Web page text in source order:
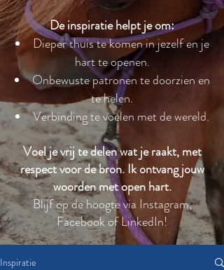
De inspiratie helpt je om:
Dieper thuis te komen in jezelf en je
hart te openen.
Onbewuste patronen te doorzien en
te helen.
Verbinding te voelen met de wereld.
Voel je vrij te delen wat je raakt, met
respect voor de bron. Ik ontvang jouw
woorden met open hart.
Blijf op de hoogte via Instagram,
Facebook of LinkedIn!
Inspiratie